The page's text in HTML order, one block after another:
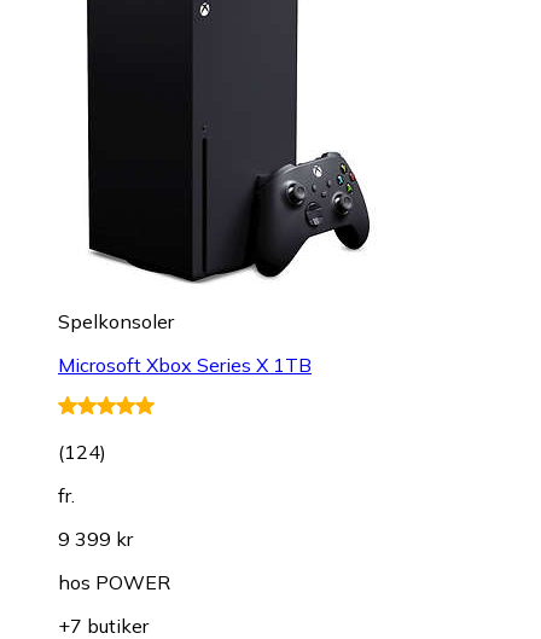
Spelkonsoler
Microsoft Xbox Series X 1TB
(124)
fr.
9 399 kr
hos POWER
+7 butiker